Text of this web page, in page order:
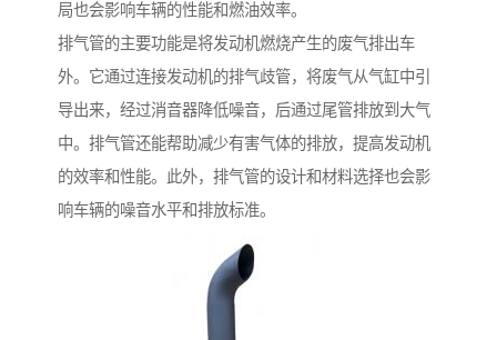
局也会影响车辆的性能和燃油效率。
排气管的主要功能是将发动机燃烧产生的废气排出车
外。它通过连接发动机的排气歧管，将废气从气缸中引
导出来，经过消音器降低噪音，后通过尾管排放到大气
中。排气管还能帮助减少有害气体的排放，提高发动机
的效率和性能。此外，排气管的设计和材料选择也会影
响车辆的噪音水平和排放标准。